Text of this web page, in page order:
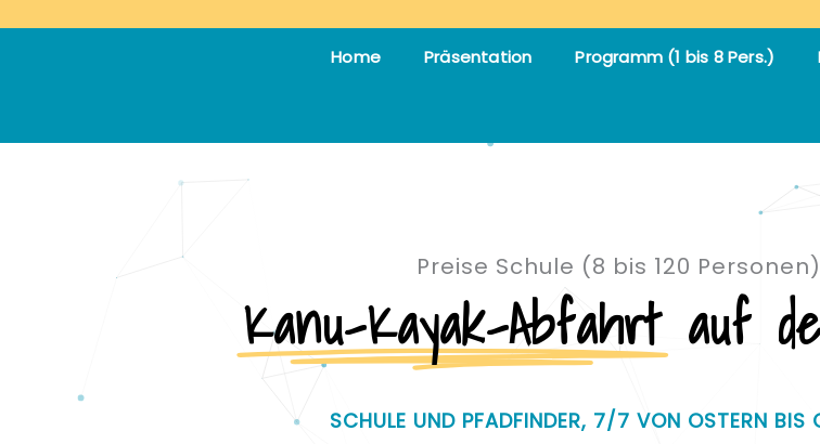
Home Präsentation Programm (1 bis 8 Pers.)
Preise Schule (8 bis 120 Personen)
Kanu-Kayak-Abfahrt auf
SCHULE UND PFADFINDER, 7/7 VON OSTERN BIS